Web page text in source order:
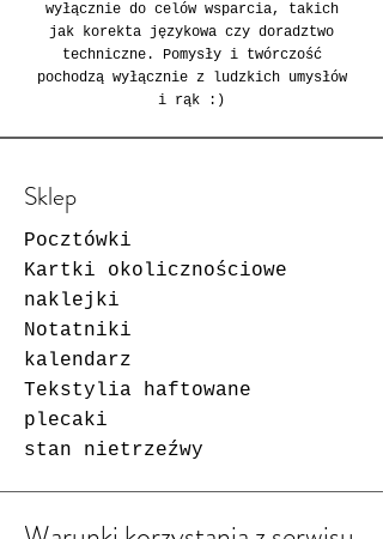
wyłącznie do celów wsparcia, takich
jak korekta językowa czy doradztwo
techniczne. Pomysły i twórczość
pochodzą wyłącznie z ludzkich umysłów
i rąk :)
Sklep
Pocztówki
Kartki okolicznościowe
naklejki
Notatniki
kalendarz
Tekstylia haftowane
plecaki
stan nietrzeźwy